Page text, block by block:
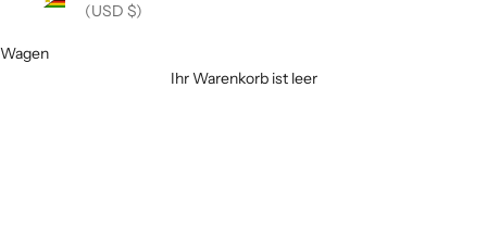
(USD $)
Wagen
Ihr Warenkorb ist leer